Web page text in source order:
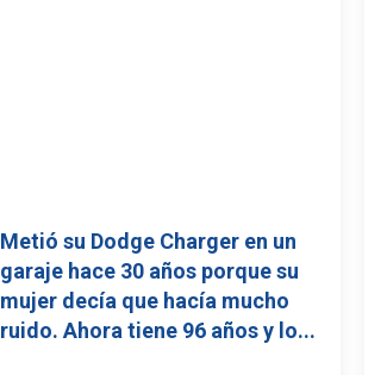
Metió su Dodge Charger en un
garaje hace 30 años porque su
mujer decía que hacía mucho
ruido. Ahora tiene 96 años y lo...